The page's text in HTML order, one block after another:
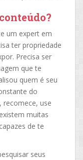
um expert em
ter propriedade
Precisa ser
que te
quem é seu
do
recomece, use
muitas
de te
seus